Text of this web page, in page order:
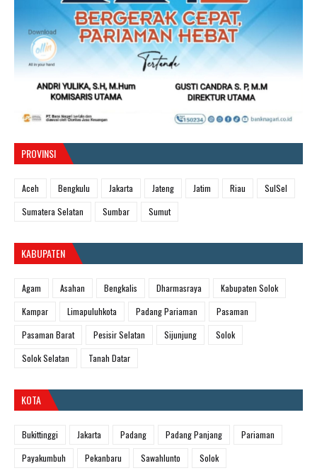
PROVINSI
Aceh Bengkulu Jakarta Jateng Jatim Riau
SulSel
Sumatera Selatan
Sumbar Sumut
KABUPATEN
Agam Asahan Bengkalis Dharmasraya
Kabupaten Solok
Kampar
Limapuluhkota Padang Pariaman
Pasaman
Pasaman Barat
Pesisir Selatan Sijunjung
Solok
Solok Selatan
Tanah Datar
KOTA
Bukittinggi Jakarta Padang Padang Panjang
Pariaman
Payakumbuh
Pekanbaru Sawahlunto Solok